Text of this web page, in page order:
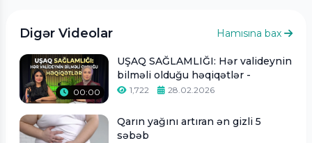
Digər Videolar Hamısına bax
00:00
UŞAQ SAĞLAMLIĞI: Hər valideynin
bilməli olduğu həqiqətlər -
1,722 28.02.2026
Qarın yağını artıran ən gizli 5
səbəb